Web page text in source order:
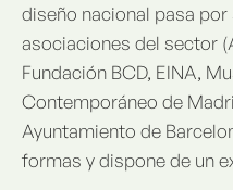
diseño nacional pasa
asociaciones del sector
Fundación BCD, EINA,
Contemporáneo de
Ayuntamiento de
formas y dispone de un